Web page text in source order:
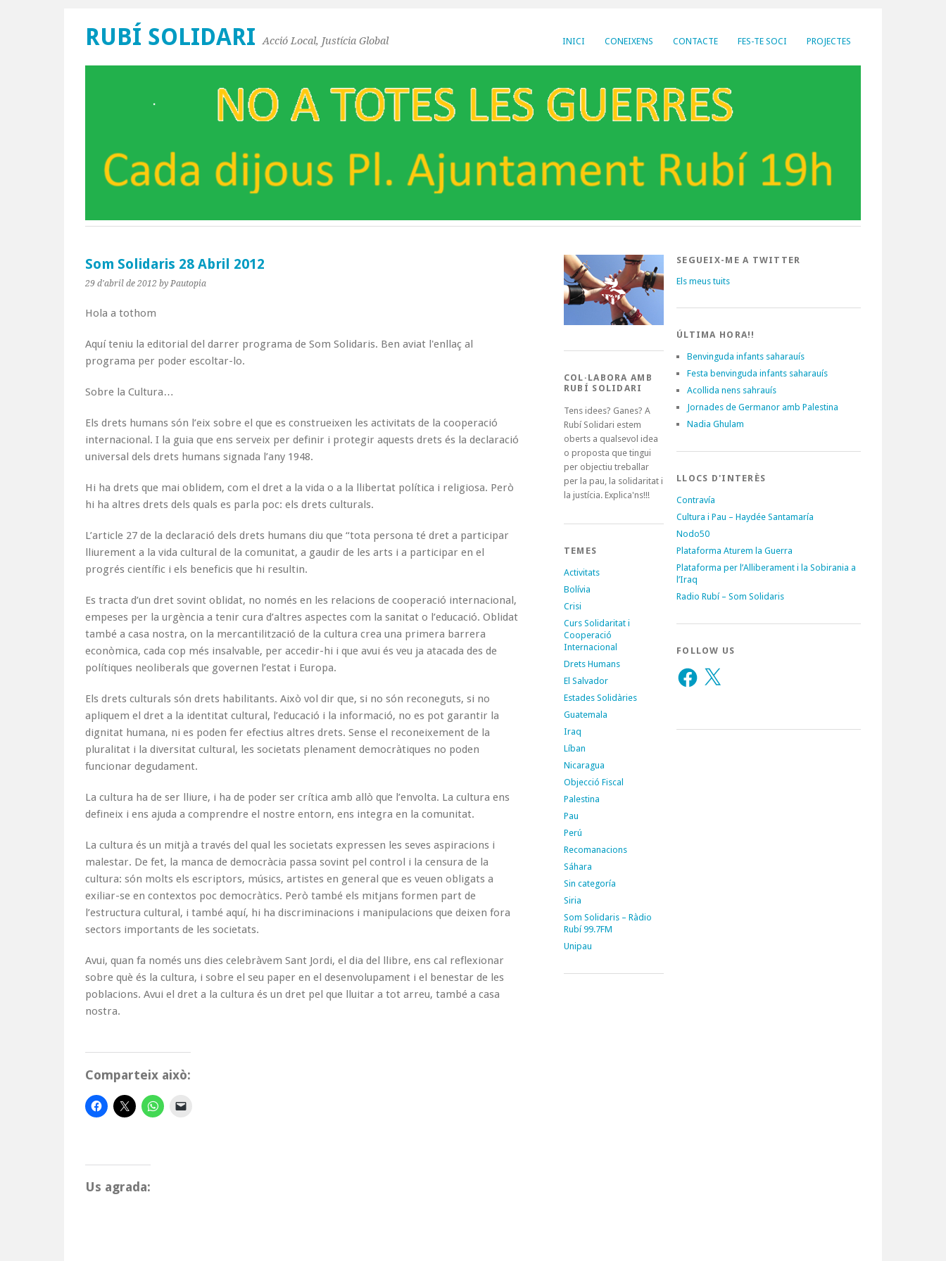
INICI CONEIXE’NS CONTACTE FES-TE SOCI PROJECTES
RUBÍ SOLIDARI Acció Local, Justícia Global
Som Solidaris 28 Abril 2012
29 d'abril de 2012 by Pautopia
Hola a tothom
Aquí teniu la editorial del darrer programa de Som Solidaris. Ben aviat l'enllaç al
programa per poder escoltar-lo.
Sobre la Cultura…
Els drets humans són l’eix sobre el que es construeixen les activitats de la cooperació
internacional. I la guia que ens serveix per definir i protegir aquests drets és la declaració
universal dels drets humans signada l’any 1948.
Hi ha drets que mai oblidem, com el dret a la vida o a la llibertat política i religiosa. Però
hi ha altres drets dels quals es parla poc: els drets culturals.
L’article 27 de la declaració dels drets humans diu que “tota persona té dret a participar
lliurement a la vida cultural de la comunitat, a gaudir de les arts i a participar en el
progrés científic i els beneficis que hi resultin.
Es tracta d’un dret sovint oblidat, no només en les relacions de cooperació internacional,
empeses per la urgència a tenir cura d’altres aspectes com la sanitat o l’educació. Oblidat
també a casa nostra, on la mercantilització de la cultura crea una primera barrera
econòmica, cada cop més insalvable, per accedir-hi i que avui és veu ja atacada des de
polítiques neoliberals que governen l’estat i Europa.
Els drets culturals són drets habilitants. Això vol dir que, si no són reconeguts, si no
apliquem el dret a la identitat cultural, l’educació i la informació, no es pot garantir la
dignitat humana, ni es poden fer efectius altres drets. Sense el reconeixement de la
pluralitat i la diversitat cultural, les societats plenament democràtiques no poden
funcionar degudament.
La cultura ha de ser lliure, i ha de poder ser crítica amb allò que l’envolta. La cultura ens
defineix i ens ajuda a comprendre el nostre entorn, ens integra en la comunitat.
La cultura és un mitjà a través del qual les societats expressen les seves aspiracions i
malestar. De fet, la manca de democràcia passa sovint pel control i la censura de la
cultura: són molts els escriptors, músics, artistes en general que es veuen obligats a
exiliar-se en contextos poc democràtics. Però també els mitjans formen part de
l’estructura cultural, i també aquí, hi ha discriminacions i manipulacions que deixen fora
sectors importants de les societats.
Avui, quan fa només uns dies celebràvem Sant Jordi, el dia del llibre, ens cal reflexionar
sobre què és la cultura, i sobre el seu paper en el desenvolupament i el benestar de les
poblacions. Avui el dret a la cultura és un dret pel que lluitar a tot arreu, també a casa
nostra.
Comparteix això:
Us agrada:
COL·LABORA AMB
RUBÍ SOLIDARI
Tens idees? Ganes? A
Rubí Solidari estem
oberts a qualsevol idea
o proposta que tingui
per objectiu treballar
per la pau, la solidaritat i
la justícia. Explica'ns!!!
TEMES
Activitats
Bolívia
Crisi
Curs Solidaritat i
Cooperació
Internacional
Drets Humans
El Salvador
Estades Solidàries
Guatemala
Iraq
Líban
Nicaragua
Objecció Fiscal
Palestina
Pau
Perú
Recomanacions
Sáhara
Sin categoría
Siria
Som Solidaris – Ràdio
Rubí 99.7FM
Unipau
SEGUEIX-ME A TWITTER
Els meus tuits
ÚLTIMA HORA!!
Benvinguda infants saharauís
Festa benvinguda infants saharauís
Acollida nens sahrauís
Jornades de Germanor amb Palestina
Nadia Ghulam
LLOCS D'INTERÈS
Contravía
Cultura i Pau – Haydée Santamaría
Nodo50
Plataforma Aturem la Guerra
Plataforma per l’Alliberament i la Sobirania a
l’Iraq
Radio Rubí – Som Solidaris
FOLLOW US
Facebook
X